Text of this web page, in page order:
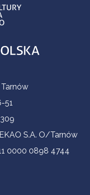
51
S.A. O/Tarnów
0000 0898 4744